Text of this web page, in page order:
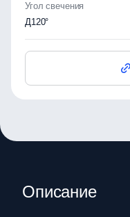
Угол свечения
Д120°
Описание